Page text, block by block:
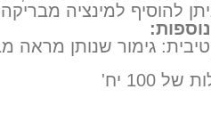
להוסיף למינציה
גימור שנותן מראה
של 100 יח'